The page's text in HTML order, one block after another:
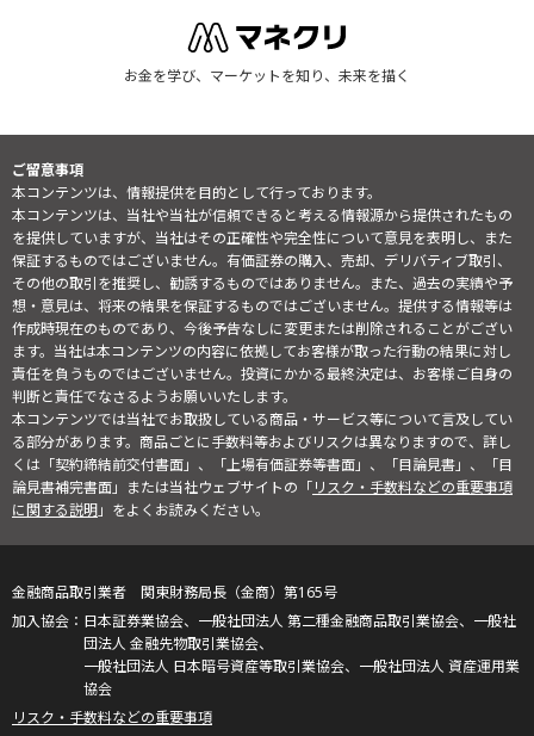
お金を学び、マーケットを知り、未来を描く
ご留意事項
本コンテンツは、情報提供を目的として行っております。
本コンテンツは、当社や当社が信頼できると考える情報源から提供されたもの
を提供していますが、当社はその正確性や完全性について意見を表明し、また
保証するものではございません。有価証券の購入、売却、デリバティブ取引、
その他の取引を推奨し、勧誘するものではありません。また、過去の実績や予
想・意見は、将来の結果を保証するものではございません。提供する情報等は
作成時現在のものであり、今後予告なしに変更または削除されることがござい
ます。当社は本コンテンツの内容に依拠してお客様が取った行動の結果に対し
責任を負うものではございません。投資にかかる最終決定は、お客様ご自身の
判断と責任でなさるようお願いいたします。
本コンテンツでは当社でお取扱している商品・サービス等について言及してい
る部分があります。商品ごとに手数料等およびリスクは異なりますので、詳し
くは「契約締結前交付書面」、「上場有価証券等書面」、「目論見書」、「目
論見書補完書面」または当社ウェブサイトの「リスク・手数料などの重要事項
に関する説明」をよくお読みください。
金融商品取引業者 関東財務局長（金商）第165号
日本証券業協会、一般社団法人 第二種金融商品取引業協会、一般社
団法人 金融先物取引業協会、
一般社団法人 日本暗号資産等取引業協会、一般社団法人 資産運用業
協会
リスク・手数料などの重要事項